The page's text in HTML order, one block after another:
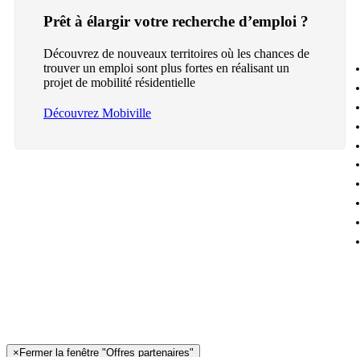
Prêt à élargir votre recherche d’emploi ?
Découvrez de nouveaux territoires où les chances de
trouver un emploi sont plus fortes en réalisant un
projet de mobilité résidentielle
Découvrez Mobiville
× Fermer la fenêtre "Offres partenaires"